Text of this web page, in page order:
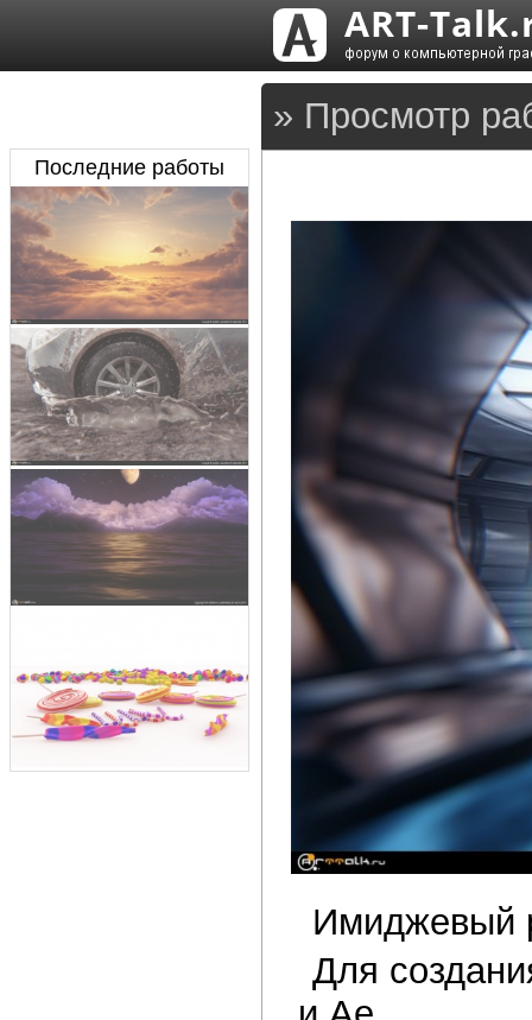
» Просмотр
Имиджевый
Для
Последние работы